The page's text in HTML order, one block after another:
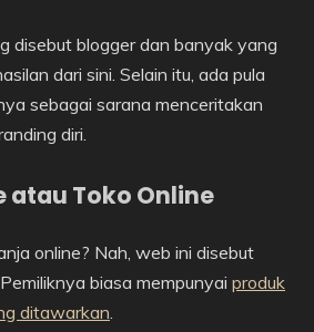
disebut blogger dan banyak yang
dari sini. Selain itu, ada pula
sebagai sarana menceritakan
diri.
atau Toko Online
online? Nah, web ini disebut
biasa mempunyai produk
ditawarkan